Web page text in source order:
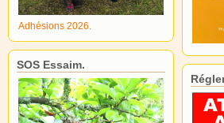
Adhésions 2026.
SOS Essaim.